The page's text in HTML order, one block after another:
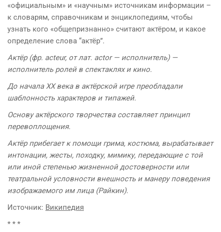
«официальным» и «научным» источникам информации –
к словарям, справочникам и энциклопедиям, чтобы
узнать кого «общепризнанно» считают актёром, и какое
определение слова “актёр”.
Актёр (фр. acteur, от лат. actor — исполнитель) —
исполнитель ролей в спектаклях и кино.
До начала XX века в актёрской игре преобладали
шаблонность характеров и типажей.
Основу актёрского творчества составляет принцип
перевоплощения.
Актёр прибегает к помощи грима, костюма, вырабатывает
интонации, жесты, походку, мимику, передающие с той
или иной степенью жизненной достоверности или
театральной условности внешность и манеру поведения
изображаемого им лица (Райкин).
Источник: Википедия
* * *